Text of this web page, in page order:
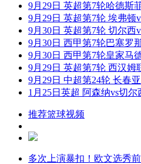
9月29日 英超第7轮哈德斯
9月29日 英超第7轮 埃弗顿
9月30日 英超第7轮 切尔西
9月30日 西甲第7轮巴塞罗
9月30日 西甲第7轮皇家马
9月29日 英超第7轮 西汉姆
9月29日 中超第24轮 长春
1月25日英超 阿森纳vs切尔
推荐篮球视频
多次上演暴扣！欧文选秀